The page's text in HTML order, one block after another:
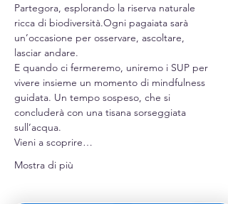
Partegora, esplorando la riserva naturale
ricca di biodiversità.Ogni pagaiata sarà
un’occasione per osservare, ascoltare,
lasciar andare.
E quando ci fermeremo, uniremo i SUP per
vivere insieme un momento di mindfulness
guidata. Un tempo sospeso, che si
concluderà con una tisana sorseggiata
sull’acqua.
Vieni a scoprire…
Mostra di più